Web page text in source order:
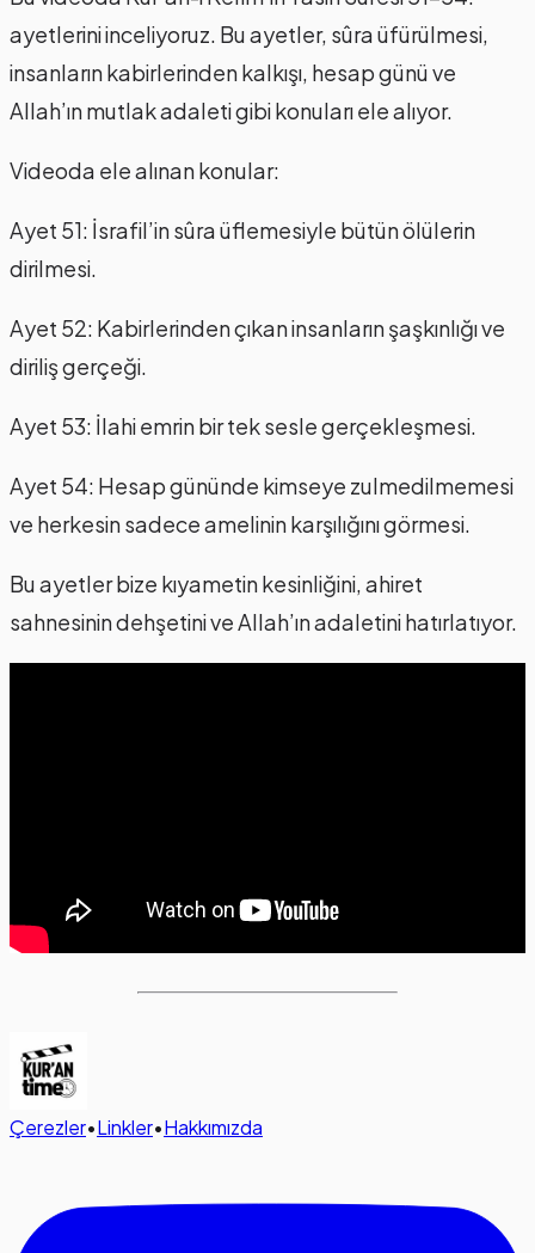
ayetlerini inceliyoruz. Bu ayetler, sûra üfürülmesi,
insanların kabirlerinden kalkışı, hesap günü ve
Allah’ın mutlak adaleti gibi konuları ele alıyor.
Videoda ele alınan konular:
Ayet 51: İsrafil’in sûra üflemesiyle bütün ölülerin
dirilmesi.
Ayet 52: Kabirlerinden çıkan insanların şaşkınlığı ve
diriliş gerçeği.
Ayet 53: İlahi emrin bir tek sesle gerçekleşmesi.
Ayet 54: Hesap gününde kimseye zulmedilmemesi
ve herkesin sadece amelinin karşılığını görmesi.
Bu ayetler bize kıyametin kesinliğini, ahiret
sahnesinin dehşetini ve Allah’ın adaletini hatırlatıyor.
Çerezler•Linkler•Hakkımızda